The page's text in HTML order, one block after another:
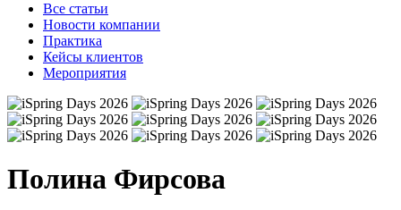
Все статьи
Новости компании
Практика
Кейсы клиентов
Мероприятия
Полина Фирсова